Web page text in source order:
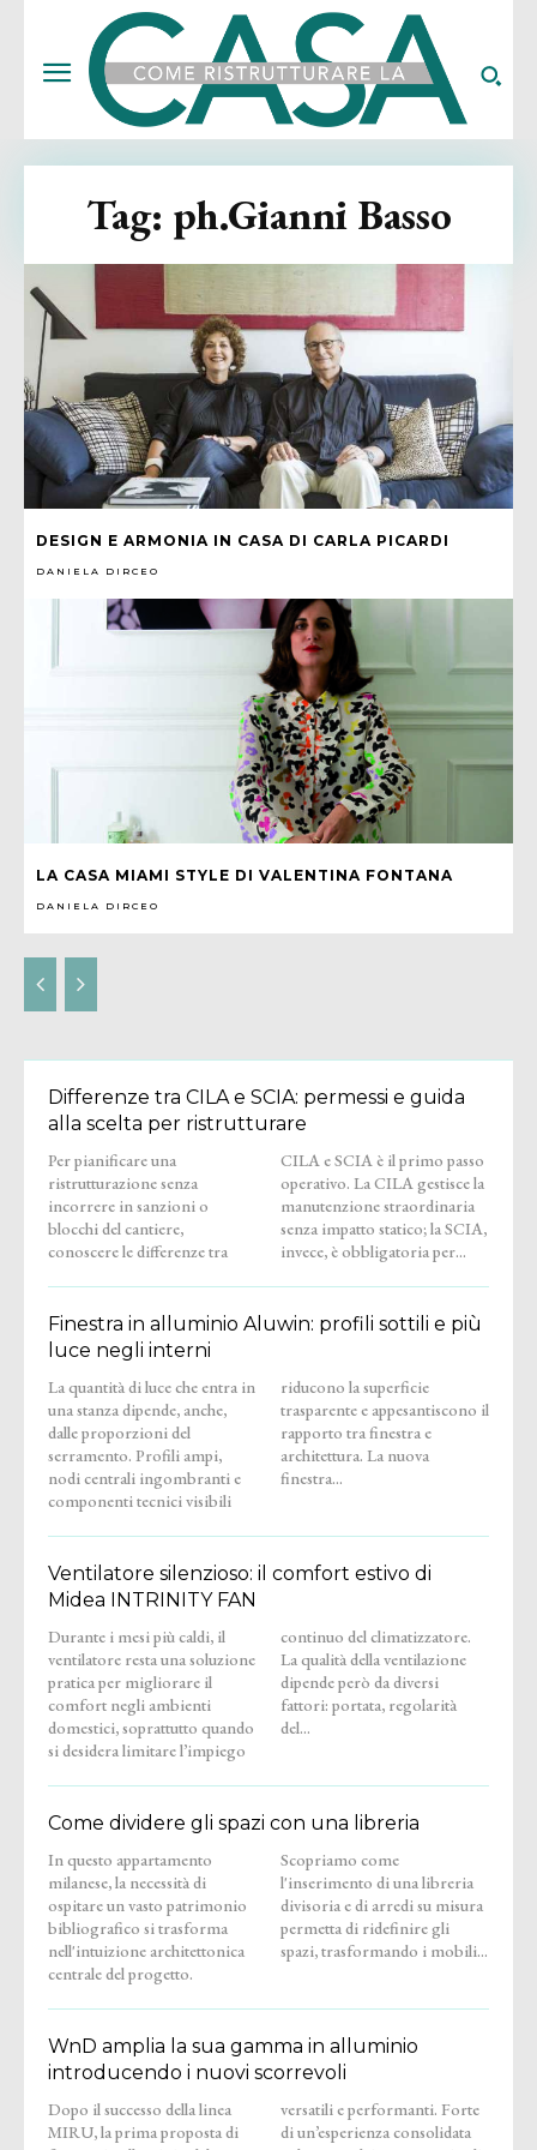
DESIGN E ARMONIA IN CASA DI CARLA PICARDI
DANIELA DIRCEO
LA CASA MIAMI STYLE DI VALENTINA FONTANA
DANIELA DIRCEO
Tag: ph.Gianni Basso
Differenze tra CILA e SCIA: permessi e guida
alla scelta per ristrutturare
Per pianificare una
ristrutturazione senza
incorrere in sanzioni o
blocchi del cantiere,
conoscere le differenze tra
CILA e SCIA è il primo passo
operativo. La CILA gestisce la
manutenzione straordinaria
senza impatto statico; la SCIA,
invece, è obbligatoria per...
Finestra in alluminio Aluwin: profili sottili e più
luce negli interni
La quantità di luce che entra in
una stanza dipende, anche,
dalle proporzioni del
serramento. Profili ampi,
nodi centrali ingombranti e
componenti tecnici visibili
riducono la superficie
trasparente e appesantiscono il
rapporto tra finestra e
architettura. La nuova
finestra...
Ventilatore silenzioso: il comfort estivo di
Midea INTRINITY FAN
Durante i mesi più caldi, il
ventilatore resta una soluzione
pratica per migliorare il
comfort negli ambienti
domestici, soprattutto quando
si desidera limitare l’impiego
continuo del climatizzatore.
La qualità della ventilazione
dipende però da diversi
fattori: portata, regolarità
del...
Come dividere gli spazi con una libreria
In questo appartamento
milanese, la necessità di
ospitare un vasto patrimonio
bibliografico si trasforma
nell'intuizione architettonica
centrale del progetto.
Scopriamo come
l'inserimento di una libreria
divisoria e di arredi su misura
permetta di ridefinire gli
spazi, trasformando i mobili...
WnD amplia la sua gamma in alluminio
introducendo i nuovi scorrevoli
Dopo il successo della linea
MIRU, la prima proposta di
versatili e performanti. Forte
di un’esperienza consolidata